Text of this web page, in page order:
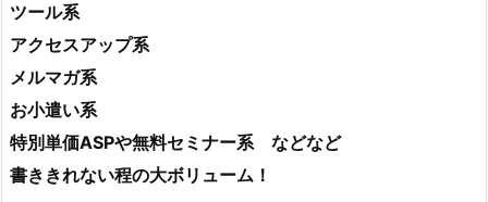
ツール系
アクセスアップ系
メルマガ系
お小遣い系
特別単価ASPや無料セミナー系 などなど
書ききれない程の大ボリューム！